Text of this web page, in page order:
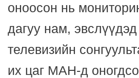
оноосон нь
дагуу нам,
телевизийн
их цаг МАН-д